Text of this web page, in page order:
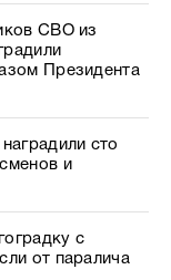
СВО из
Президента
сто
и
с
от паралича